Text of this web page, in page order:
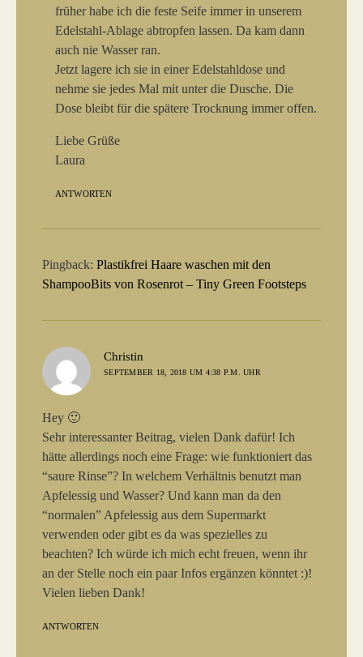
früher habe ich die feste Seife immer in unserem
Edelstahl-Ablage abtropfen lassen. Da kam dann
auch nie Wasser ran.
Jetzt lagere ich sie in einer Edelstahldose und
nehme sie jedes Mal mit unter die Dusche. Die
Dose bleibt für die spätere Trocknung immer offen.
Liebe Grüße
Laura
ANTWORTEN
Pingback: Plastikfrei Haare waschen mit den
ShampooBits von Rosenrot – Tiny Green Footsteps
Christin
SEPTEMBER 18, 2018 UM 4:38 P.M. UHR
Hey 🙂
Sehr interessanter Beitrag, vielen Dank dafür! Ich
hätte allerdings noch eine Frage: wie funktioniert das
“saure Rinse”? In welchem Verhältnis benutzt man
Apfelessig und Wasser? Und kann man da den
“normalen” Apfelessig aus dem Supermarkt
verwenden oder gibt es da was spezielles zu
beachten? Ich würde ich mich echt freuen, wenn ihr
an der Stelle noch ein paar Infos ergänzen könntet :)!
Vielen lieben Dank!
ANTWORTEN